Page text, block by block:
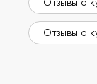
Отзывы о
Отзывы о